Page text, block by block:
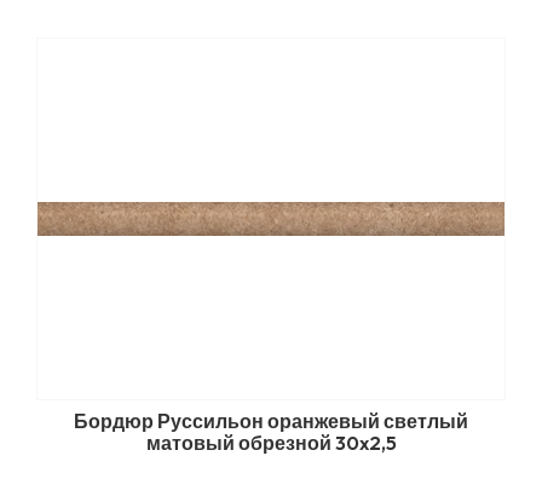
Бордюр Руссильон оранжевый светлый
матовый обрезной 30x2,5